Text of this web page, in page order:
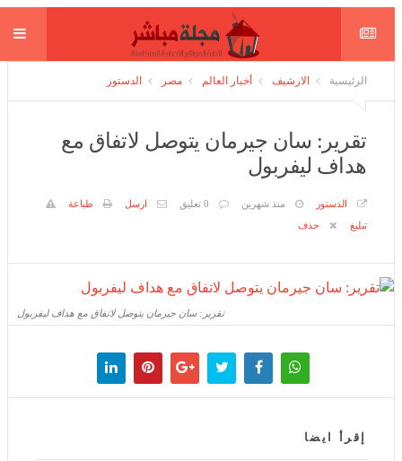
الرئيسية الارشيف أخبار العالم الدستور
تقرير: سان جيرمان يتوصل لاتفاق مع
هداف ليفربول
إقرأ ايضا